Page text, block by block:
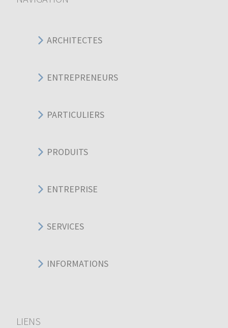
ARCHITECTES
ENTREPRENEURS
PARTICULIERS
PRODUITS
ENTREPRISE
SERVICES
INFORMATIONS
LIENS